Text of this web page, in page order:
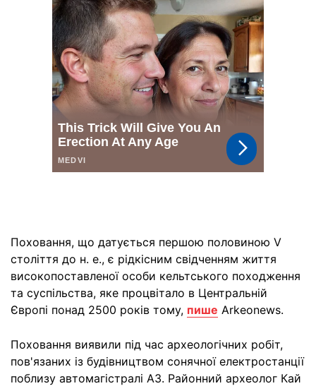
Поховання, що датується першою половиною V
століття до н. е., є рідкісним свідченням життя
високопоставленої особи кельтського походження
та суспільства, яке процвітало в Центральній
Європі понад 2500 років тому, пише Arkeonews.
Поховання виявили під час археологічних робіт,
пов'язаних із будівництвом сонячної електростанції
поблизу автомагістралі А3. Районний археолог Кай